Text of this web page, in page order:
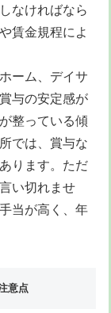
なければなら
賃金規程によ
ーム、デイサ
与の安定感が
整っている傾
では、賞与な
ります。ただ
い切れませ
当が高く、年
意点